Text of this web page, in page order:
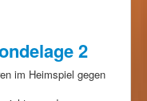
2
im Heimspiel gegen